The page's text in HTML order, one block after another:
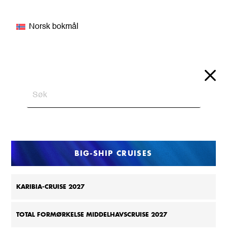
Norsk bokmål
BIG-SHIP CRUISES
KARIBIA-CRUISE 2027
TOTAL FORMØRKELSE MIDDELHAVSCRUISE 2027